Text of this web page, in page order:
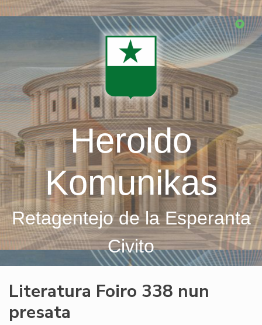
Skip
Heroldo
Komunikas
Retagentejo de la Esperanta
Civito
Literatura Foiro 338 nun
presata